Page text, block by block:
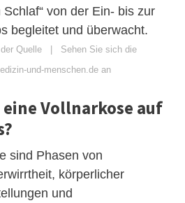
von der Ein- bis zur
begleitet und überwacht.
Quelle | Sehen Sie sich die
und-menschen.de an
Vollnarkose auf
sind Phasen von
körperlicher
und